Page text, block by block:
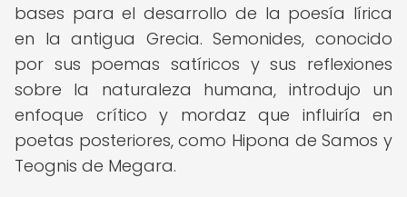
bases para el desarrollo de la poesía lírica
en la antigua Grecia. Semonides, conocido
por sus poemas satíricos y sus reflexiones
sobre la naturaleza humana, introdujo un
enfoque crítico y mordaz que influiría en
poetas posteriores, como Hipona de Samos y
Teognis de Megara.